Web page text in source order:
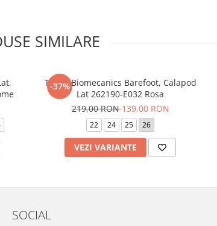
SIMILARE
-37%
Tenisi Biomecanics Barefoot, Calapod
Lat 262190-E032 Rosa
219,00 RON139,00 RON
22 24 25 26
VEZI VARIANTE
SOCIAL